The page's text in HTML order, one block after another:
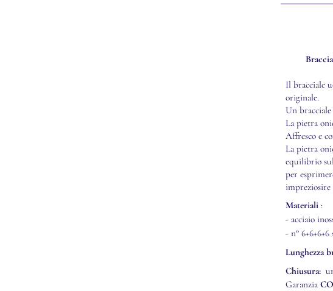
Il bracciale
originale.
Un
La pietra
Affresco e
La pietra
equilibrio
per
Materiali :
- acciaio
- n°
Lunghezza
Chiusura:
Garanzia